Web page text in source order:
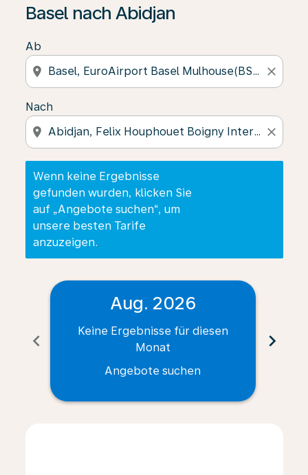
Basel nach Abidjan
Ab
location_on close
Nach
location_on close
Wenn keine Ergebnisse
gefunden wurden, klicken Sie
auf „Angebote suchen“, um
unsere besten Tarife
anzuzeigen.
chevron_left
Aug. 2026
Keine Ergebnisse für diesen
Monat
Angebote suchen
chevron_right